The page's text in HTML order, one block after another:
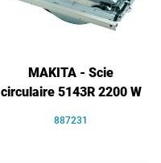
MAKITA - Scie
circulaire 5143R 2200 W
887231